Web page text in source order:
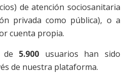
de atención sociosanitaria
privada como pública), o a
cuenta propia.
de 5.900 usuarios han sido
de nuestra plataforma.